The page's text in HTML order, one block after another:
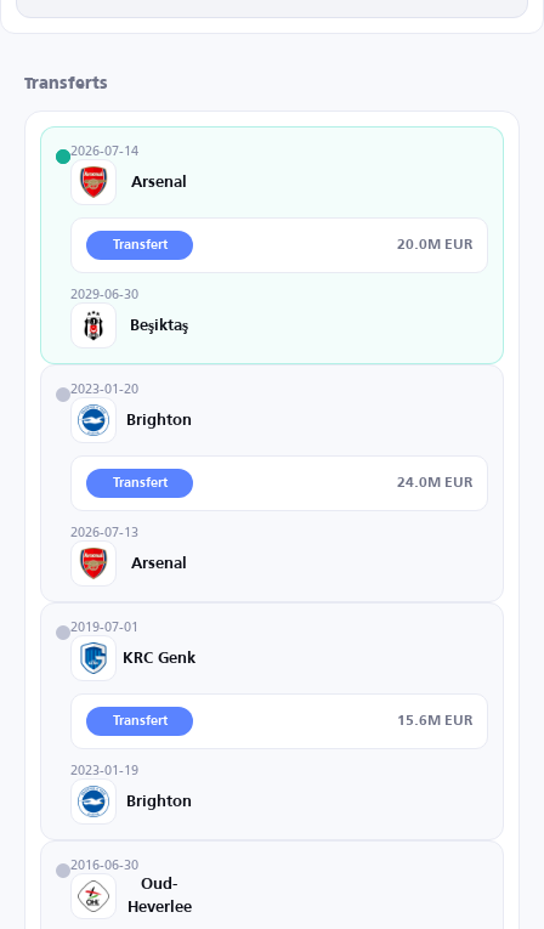
Transferts
2026-07-14
Arsenal
Transfert 20.0M EUR
2029-06-30
Beşiktaş
2023-01-20
Brighton
Transfert 24.0M EUR
2026-07-13
Arsenal
2019-07-01
KRC Genk
Transfert 15.6M EUR
2023-01-19
Brighton
2016-06-30
Oud-
Heverlee